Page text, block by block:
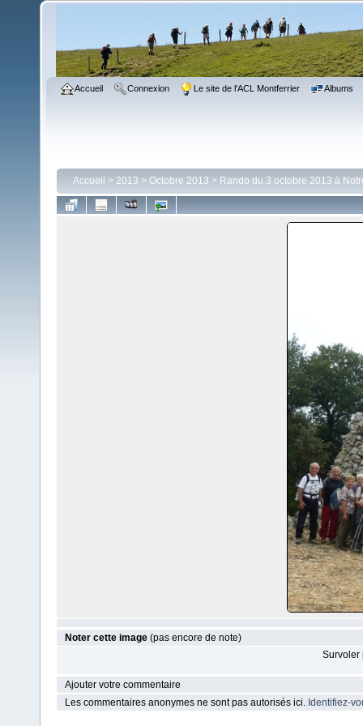
Accueil Connexion Le site de l'ACL Montferrier Albums
Accueil > 2013 > Octobre 2013 > Rando du 3 octobre 2013 à
Noter cette image (pas encore de note)
Survoler
Ajouter votre commentaire
Les commentaires anonymes ne sont pas autorisés ici. Identifiez-